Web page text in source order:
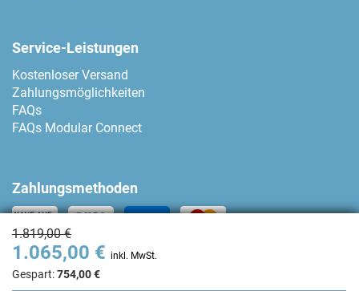
1.819,00 €
1.065,00 € inkl. MwSt.
Gespart:754,00 €
Service-Leistungen
Kostenloser Versand
Zahlungsmöglichkeiten
FAQs
FAQs Modular Connect
Zahlungsmethoden
Kontakt